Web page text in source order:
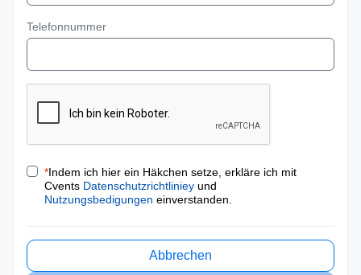
Telefonnummer
*Indem ich hier ein Häkchen setze, erkläre ich mit
Cvents Datenschutzrichtliniey und
Nutzungsbedigungen einverstanden.
Abbrechen